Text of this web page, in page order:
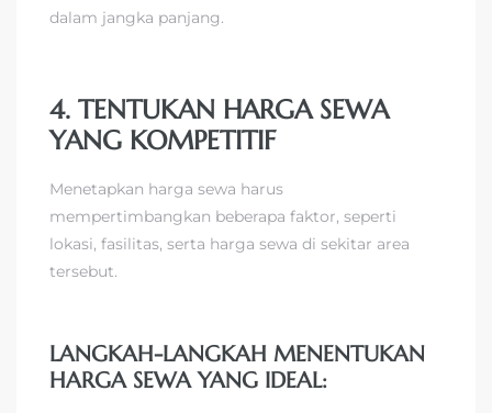
dalam jangka panjang.
4. TENTUKAN HARGA SEWA
YANG KOMPETITIF
Menetapkan harga sewa harus
mempertimbangkan beberapa faktor, seperti
lokasi, fasilitas, serta harga sewa di sekitar area
tersebut.
LANGKAH-LANGKAH MENENTUKAN
HARGA SEWA YANG IDEAL: